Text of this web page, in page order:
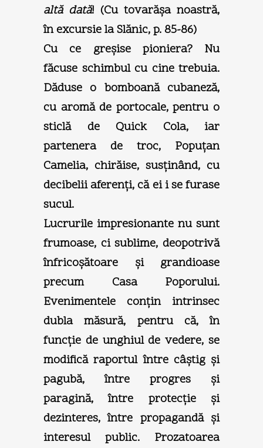
altă dată! (Cu tovarăşa noastră,
în excursie la Slănic, p. 85-86)
Cu ce greşise pioniera? Nu
făcuse schimbul cu cine trebuia.
Dăduse o bomboană cubaneză,
cu aromă de portocale, pentru o
sticlă de Quick Cola, iar
partenera de troc, Popuţan
Camelia, chirăise, susţinând, cu
decibelii aferenţi, că ei i se furase
sucul.
Lucrurile impresionante nu sunt
frumoase, ci sublime, deopotrivă
înfricoşătoare şi grandioase
precum Casa Poporului.
Evenimentele conţin intrinsec
dubla măsură, pentru că, în
funcţie de unghiul de vedere, se
modifică raportul între câştig şi
pagubă, între progres şi
paragină, între protecţie şi
dezinteres, între propagandă şi
interesul public. Prozatoarea